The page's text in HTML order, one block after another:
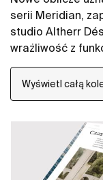
serii Meridian,
studio Altherr
wrażliwość z
Jej forma opiera
wizualnym
przestrzeń bez
Wyświetl całą